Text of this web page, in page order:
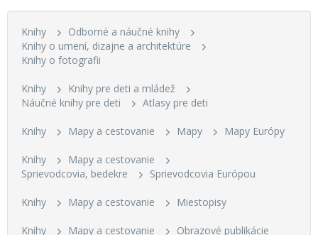
Knihy
Odborné a náučné knihy
Knihy o umení, dizajne a architektúre
Knihy o fotografii
Knihy
Knihy pre deti a mládež
Náučné knihy pre deti
Atlasy pre deti
Knihy Mapy a cestovanie Mapy Mapy Európy
Knihy
Mapy a cestovanie
Sprievodcovia, bedekre
Sprievodcovia Európou
Knihy Mapy a cestovanie Miestopisy
Knihy Mapy a cestovanie Obrazové publikácie